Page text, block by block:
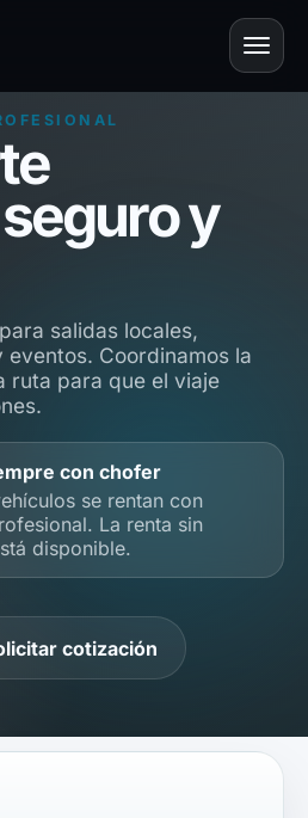
y
salidas locales,
Coordinamos la
ruta para que el viaje
con chofer
se rentan con
La renta sin
disponible.
cotización